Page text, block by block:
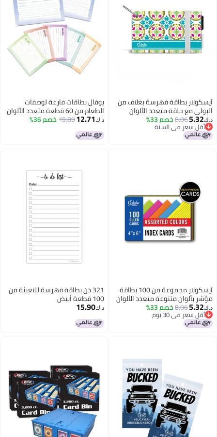
آيسكولار بطاقة فهرسة بغلاف من
البولي مع حلقة متعدد الألوان
د.ك‏5.32
8.06خصم 33%
أقل سعر في السنة
أقل سعر في السنة
يوفال بطاقات فارغة لوصفات
الطعام من 60 قطعة متعدد الألوان
د.ك‏12.71
19.89خصم 36%
آيسكولار مجموعة من 100 بطاقة
مؤشر بألوان متنوعة متعدد الألوان
د.ك‏5.32
8.06خصم 33%
أقل سعر في 30 يوم
أقل سعر في 30 يوم
321 دن بطاقة فهرسة للتعبئة من
100 قطعة أبيض
د.ك‏15.90